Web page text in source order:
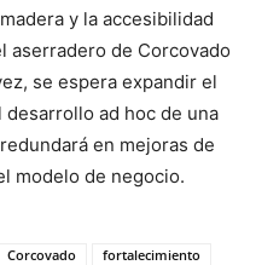
y la accesibilidad
aserradero de Corcovado
se espera expandir el
ad hoc de una
en mejoras de
modelo de negocio.
Corcovado fortalecimiento